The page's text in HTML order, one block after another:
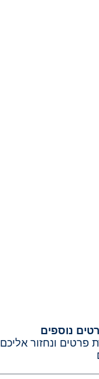
נוספים
ונחזור אליכם